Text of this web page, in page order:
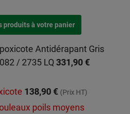
Antidérapant Gris
/ 2735 LQ331,90 €
138,90 € (Prix HT)
poils moyens